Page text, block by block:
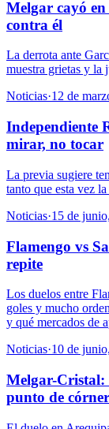
Melgar cayó
contra él
La derrota ante
muestra grietas y la
Noticias·12 de
Independiente
mirar, no tocar
La previa sugiere
tanto que esta vez
Noticias·15 de
Flamengo vs
repite
Los duelos entre
goles y mucho
y qué mercados de
Noticias·10 de
Melgar-Cristal:
punto de córner